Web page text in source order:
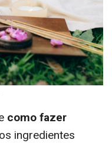
como fazer
ingredientes